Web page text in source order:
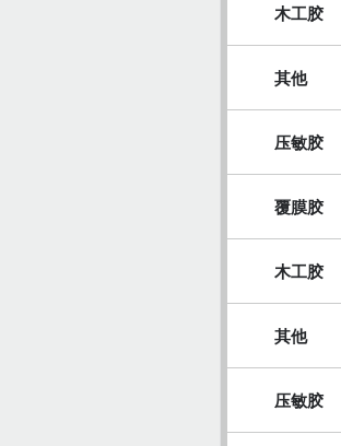
木工胶
其他
压敏胶
覆膜胶
木工胶
其他
压敏胶